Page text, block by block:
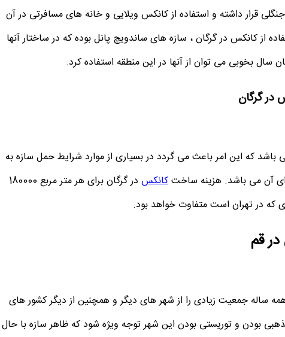
قرار داشته و استفاده از کانکس ویلایی و خانه های مسافرتی در آن
از کانکس در گرگان ، سازه های ساندویچ پانل بوده که در ساختار آنها
بخوبی می توان از آنها در این منطقه استفاده کرد.
در گرگان
که این امر باعث می گردد در بسیاری از موارد شرایط حمل سازه به
آن می باشد. هزینه ساختکانکس
در گرگان برای هر متر مربع 180000
که در تهران است متفاوت خواهد بود.
قم
ساله جمعیت زیادی را از شهر های دیگر و همچنین از دیگر کشور های
بودن و توریستی بودن این شهر توجه ویژه شود که ظاهر سازه با حال